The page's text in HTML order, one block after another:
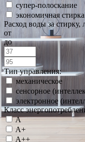
супер-полоскание
экономичная стирка
Расход воды за стирку,
от
до
Тип управления:
механическое
сенсорное
электронное
Класс
A
A+
A++